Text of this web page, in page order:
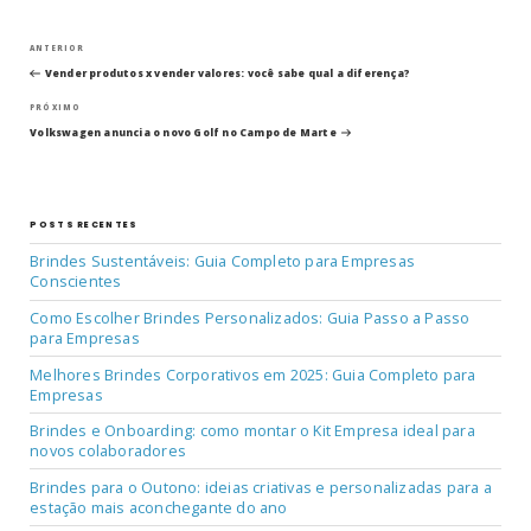
Navegação
de
Post
Post
anterior
ANTERIOR
Vender produtos x vender valores: você sabe qual a diferença?
Próximo
post
PRÓXIMO
Volkswagen anuncia o novo Golf no Campo de Marte
POSTS RECENTES
Brindes Sustentáveis: Guia Completo para Empresas
Conscientes
Como Escolher Brindes Personalizados: Guia Passo a Passo
para Empresas
Melhores Brindes Corporativos em 2025: Guia Completo para
Empresas
Brindes e Onboarding: como montar o Kit Empresa ideal para
novos colaboradores
Brindes para o Outono: ideias criativas e personalizadas para a
estação mais aconchegante do ano